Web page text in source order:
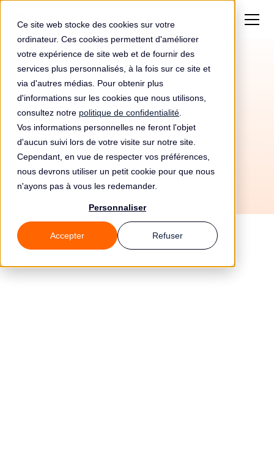
Ce site web stocke des cookies sur votre
ordinateur. Ces cookies permettent d'améliorer
votre expérience de site web et de fournir des
services plus personnalisés, à la fois sur ce site et
via d'autres médias. Pour obtenir plus
d'informations sur les cookies que nous utilisons,
consultez notre politique de confidentialité
Vos informations personnelles ne feront l'objet
d'aucun suivi lors de votre visite sur notre site.
Cependant, en vue de respecter vos préférences,
nous devrons utiliser un petit cookie pour que nous
n'ayons pas à vous les redemander.
Personnaliser
Accepter Refuser
Amende de 2654€
pour Fabricant De
Bijoux